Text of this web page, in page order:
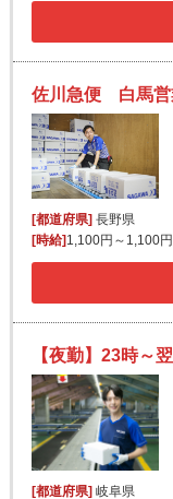
[都道府県] 長野県
[時給] 1,100円～1,100円
[都道府県]岐阜県